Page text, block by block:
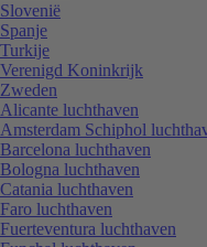
Slovenië
Spanje
Turkije
Verenigd Koninkrijk
Zweden
Alicante luchthaven
Amsterdam Schiphol
Barcelona luchthaven
Bologna luchthaven
Catania luchthaven
Faro luchthaven
Fuerteventura luchthaven